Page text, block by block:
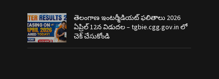
తెలంగాణ ఇంటర్మీడియట్ ఫలితాలు 2026
ఏప్రిల్ 12న విడుదల – tgbie.cgg.gov.in లో
చెక్ చేసుకోండి